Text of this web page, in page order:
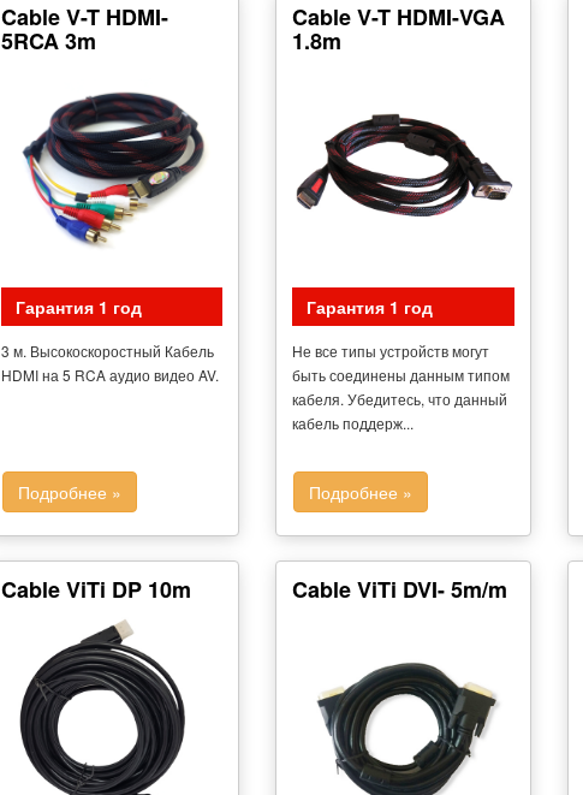
Cable V-T HDMI-
5RCA 3m
Гарантия 1 год
3 м. Высокоскоростный Кабель
HDMI на 5 RCA аудио видео AV.
Подробнее »
Cable V-T HDMI-VGA
1.8m
Гарантия 1 год
Не все типы устройств могут
быть соединены данным типом
кабеля. Убедитесь, что данный
кабель поддерж...
Подробнее »
Cable ViTi DP 10m Cable ViTi DVI- 5m/m